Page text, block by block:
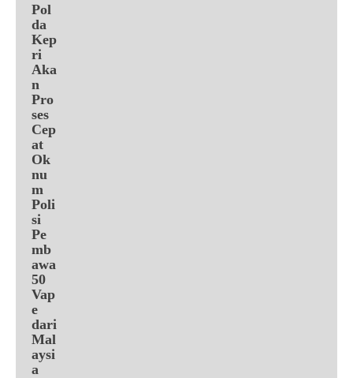
Pol
da
Kep
ri
Aka
n
Pro
ses
Cep
at
Ok
nu
m
Poli
si
Pe
mb
awa
50
Vap
e
dari
Mal
aysi
a